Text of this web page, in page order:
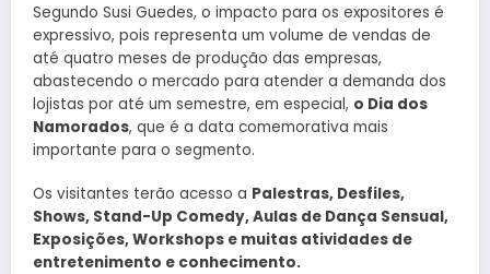
Segundo Susi Guedes, o impacto para os expositores é
expressivo, pois representa um volume de vendas de
até quatro meses de produção das empresas,
abastecendo o mercado para atender a demanda dos
lojistas por até um semestre, em especial, o Dia dos
Namorados, que é a data comemorativa mais
importante para o segmento.
Os visitantes terão acesso a Palestras, Desfiles,
Shows, Stand-Up Comedy, Aulas de Dança Sensual,
Exposições, Workshops e muitas atividades de
entretenimento e conhecimento.